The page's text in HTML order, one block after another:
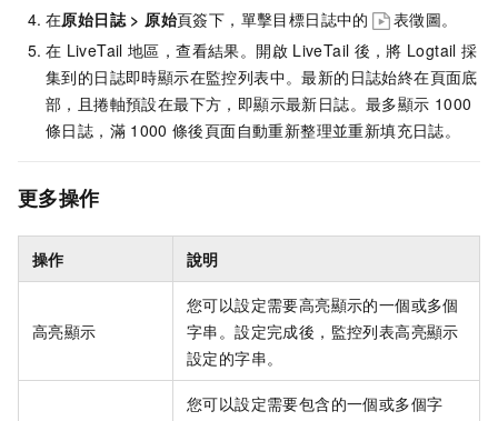
在原始日誌 > 原始頁簽下，單擊目標日誌中的
表徵圖。
在 LiveTail 地區，查看結果。開啟 LiveTail 後，將 Logtail 採
集到的日誌即時顯示在監控列表中。最新的日誌始終在頁面底
部，且捲軸預設在最下方，即顯示最新日誌。最多顯示 1000
條日誌，滿 1000 條後頁面自動重新整理並重新填充日誌。
更多操作
操作 說明
高亮顯示
您可以設定需要高亮顯示的一個或多個
字串。設定完成後，監控列表高亮顯示
設定的字串。
您可以設定需要包含的一個或多個字